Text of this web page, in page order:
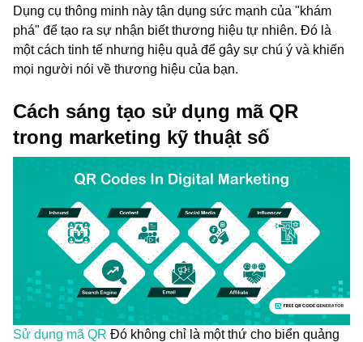
Dụng cụ thông minh này tận dụng sức mạnh của "khám
phá" để tạo ra sự nhận biết thương hiệu tự nhiên. Đó là
một cách tinh tế nhưng hiệu quả để gây sự chú ý và khiến
mọi người nói về thương hiệu của bạn.
Cách sáng tạo sử dụng mã QR
trong marketing kỹ thuật số
Sử dụng mã QR Đó không chỉ là một thứ cho biển quảng